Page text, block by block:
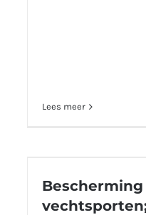
Lees meer
vechtsporten;